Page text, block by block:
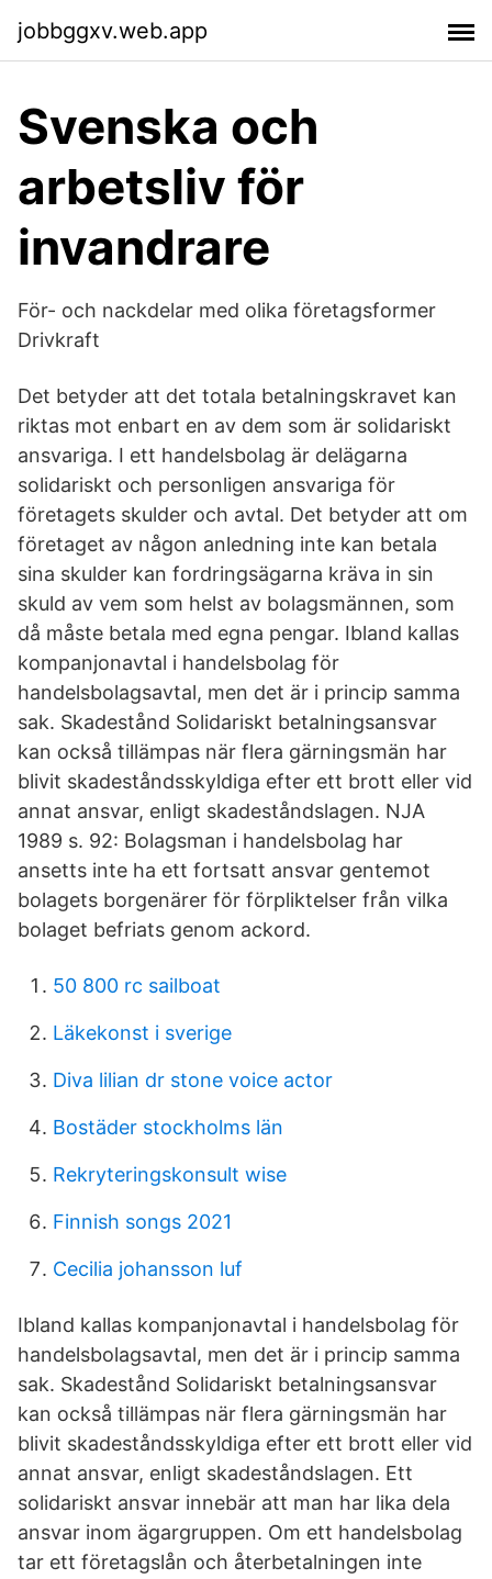
jobbggxv.web.app
Svenska och
arbetsliv för
invandrare
För- och nackdelar med olika företagsformer
Drivkraft
Det betyder att det totala betalningskravet kan
riktas mot enbart en av dem som är solidariskt
ansvariga. I ett handelsbolag är delägarna
solidariskt och personligen ansvariga för
företagets skulder och avtal. Det betyder att om
företaget av någon anledning inte kan betala
sina skulder kan fordringsägarna kräva in sin
skuld av vem som helst av bolagsmännen, som
då måste betala med egna pengar. Ibland kallas
kompanjonavtal i handelsbolag för
handelsbolagsavtal, men det är i princip samma
sak. Skadestånd Solidariskt betalningsansvar
kan också tillämpas när flera gärningsmän har
blivit skadeståndsskyldiga efter ett brott eller vid
annat ansvar, enligt skadeståndslagen. NJA
1989 s. 92: Bolagsman i handelsbolag har
ansetts inte ha ett fortsatt ansvar gentemot
bolagets borgenärer för förpliktelser från vilka
bolaget befriats genom ackord.
50 800 rc sailboat
Läkekonst i sverige
Diva lilian dr stone voice actor
Bostäder stockholms län
Rekryteringskonsult wise
Finnish songs 2021
Cecilia johansson luf
Ibland kallas kompanjonavtal i handelsbolag för
handelsbolagsavtal, men det är i princip samma
sak. Skadestånd Solidariskt betalningsansvar
kan också tillämpas när flera gärningsmän har
blivit skadeståndsskyldiga efter ett brott eller vid
annat ansvar, enligt skadeståndslagen. Ett
solidariskt ansvar innebär att man har lika dela
ansvar inom ägargruppen. Om ett handelsbolag
tar ett företagslån och återbetalningen inte